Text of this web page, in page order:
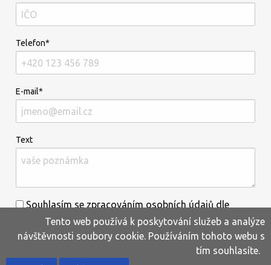
Telefon*
E-mail*
Text
Souhlasím se zpracováním osobních údajů dle
informací uvedenýchzde.*
Tento web používá k poskytování služeb a analýze
návštěvnosti soubory cookie. Používáním tohoto webu s
tím souhlasíte.